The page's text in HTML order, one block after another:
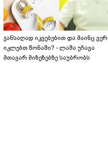
ჯანსაღად იკვებებით და მაინც ვერ
იკლებთ წონაში? - ლაშა უჩავა
მთავარ მიზეზებზე საუბრობს